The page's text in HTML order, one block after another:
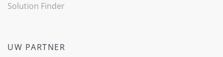
Solution Finder
UW PARTNER